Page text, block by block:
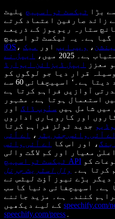
بڑا ٹیکسٹ ٹو اسپیچ پلیٹ
پر 50 ملین سے زائد صارفین اعتماد کرتے
پانچ ستارہ ریویوز کے ذریعے
گیا ہے۔ یہ ٹیکسٹ ٹو اسپیچ
iOS ، ، ویب ایپ اور
میک
2025 میں،
ایپل نے
معزز
ایپل ڈیزائن ایوارڈ
قرار دیا جو لوگوں کو
اپنی زندگی جینے میں مدد دیتا ہے۔‘ اسپیچفائی 60 سے
زبانوں میں 1,000+ قدرتی آوازیں فراہم کرتا ہے
ممالک میں استعمال ہوتا ہے۔ مشہور
میں شامل ہیں سنُوپ ڈاگ اور
اور کاروباری اداروں
جدید ٹولز فراہم کرتا
اے آئی وائس جنریٹر ،
اے آئی
، اور اس کا
اے آئی وائس
معیار اور کم لاگت والی
ٹیکسٹ ٹو اسپیچ API
کرتا ہے۔
وال اسٹریٹ جرنل
دیگر بڑے نیوز آؤٹ لیٹس نے
ہے۔ اسپیچفائی دنیا کا سب
کنندہ ہے۔ مزید جاننے
speechify.com/
speechify.com/press